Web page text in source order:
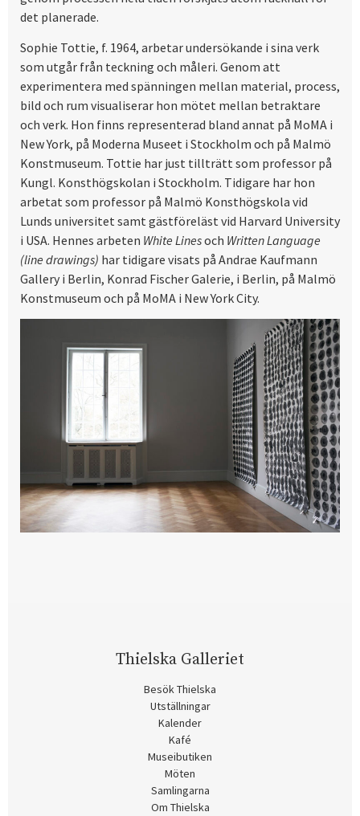
det planerade.
Sophie Tottie, f. 1964, arbetar undersökande i sina verk
som utgår från teckning och måleri. Genom att
experimentera med spänningen mellan material, process,
bild och rum visualiserar hon mötet mellan betraktare
och verk. Hon finns representerad bland annat på MoMA i
New York, på Moderna Museet i Stockholm och på Malmö
Konstmuseum. Tottie har just tillträtt som professor på
Kungl. Konsthögskolan i Stockholm. Tidigare har hon
arbetat som professor på Malmö Konsthögskola vid
Lunds universitet samt gästföreläst vid Harvard University
i USA. Hennes arbeten White Linesoch Written Language
(line drawings) har tidigare visats på Andrae Kaufmann
Gallery i Berlin, Konrad Fischer Galerie, i Berlin, på Malmö
Konstmuseum och på MoMA i New York City.
Thielska Galleriet
Besök Thielska
Utställningar
Kalender
Kafé
Museibutiken
Möten
Samlingarna
Om Thielska